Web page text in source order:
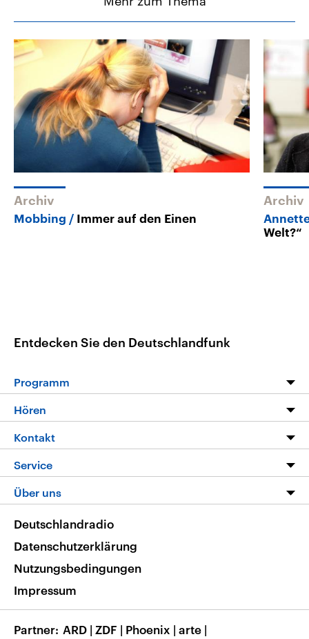
Archiv
Mobbing Immer auf den Einen
Archiv
Welt?“
Entdecken Sie den Deutschlandfunk
Programm
Programm
Die Nachrichten
Nachrichtenleicht
Neue Beiträge auf dlf.de
Hören
Livestream
Podcasts
Deutschlandfunk App
Nachrichten App
Frequenzen
Kontakt
Hörerservice
Service
FAQ
Veranstaltungen
Musikliste
RSS
Über uns
Barrierefreiheit
Deutschlandradio
Datenschutzerklärung
Nutzungsbedingungen
Impressum
Partner ARD | ZDF | Phoenix | arte |